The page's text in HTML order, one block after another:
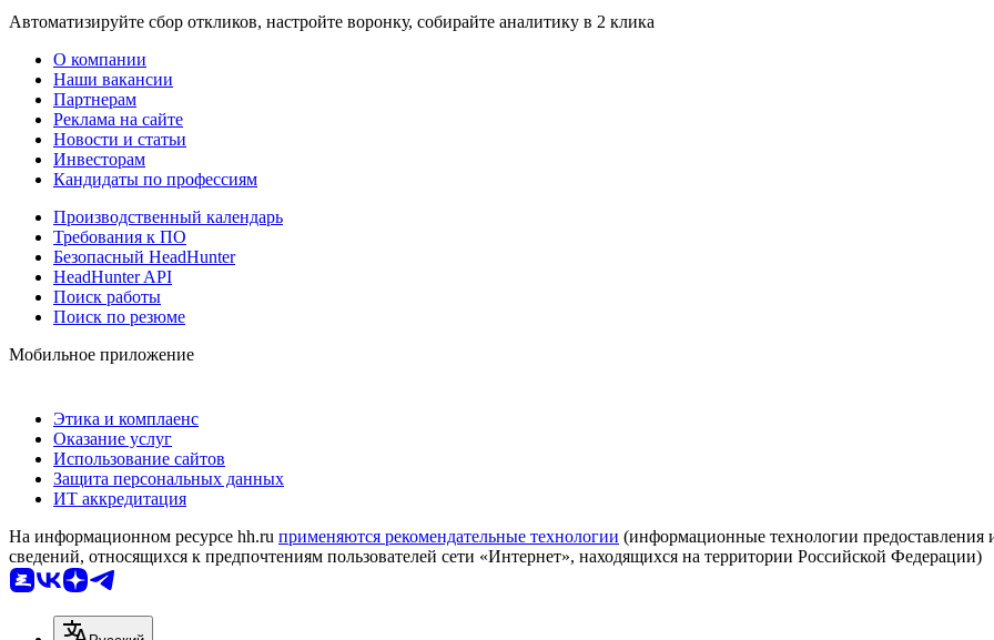
Автоматизируйте сбор откликов, настройте воронку, собирайте аналитику в 2 клика
О компании
Наши вакансии
Партнерам
Реклама на сайте
Новости и статьи
Инвесторам
Кандидаты по профессиям
Производственный календарь
Требования к ПО
Безопасный HeadHunter
HeadHunter API
Поиск работы
Поиск по резюме
Мобильное приложение
Этика и комплаенс
Оказание услуг
Использование сайтов
Защита персональных данных
ИТ аккредитация
На информационном ресурсе hh.ru применяются рекомендательные технологии (информационные технологии предоставления
сведений, относящихся к предпочтениям пользователей сети «Интернет», находящихся на территории Российской Федерации)